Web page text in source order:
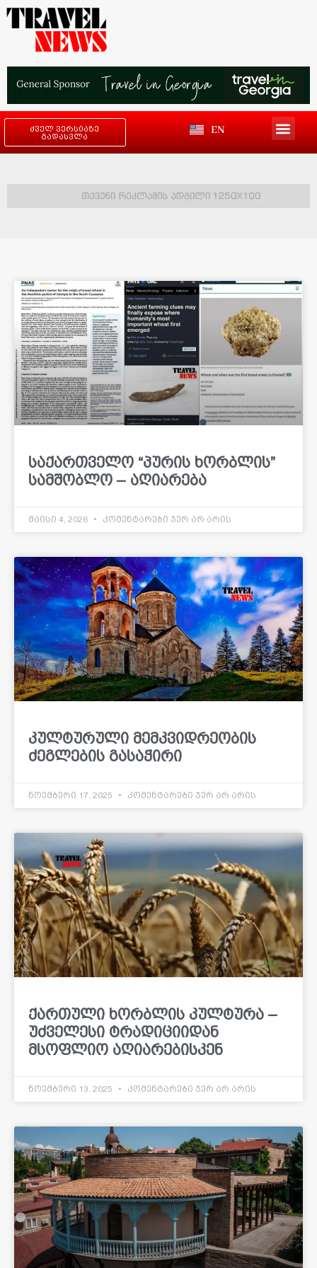
ძველ ვერსიაზე
გადასვლა
EN
საქართველო “პურის ხორბლის”
სამშობლო – აღიარება
მაისი 4, 2026 კომენტარები ჯერ არ არის
კულტურული მემკვიდრეობის
ძეგლების გასაჭირი
ნოემბერი 17, 2025 კომენტარები ჯერ არ არის
ქართული ხორბლის კულტურა –
უძველესი ტრადიციიდან
მსოფლიო აღიარებისკენ
ნოემბერი 13, 2025 კომენტარები ჯერ არ არის